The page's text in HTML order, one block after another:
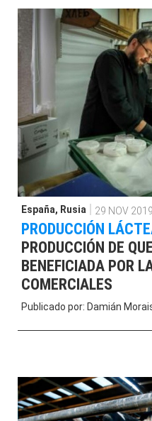
España, Rusia 29 NOV 2019
PRODUCCIÓN
PRODUCCIÓN DE
BENEFICIADA POR
COMERCIALES
Publicado por: Damián